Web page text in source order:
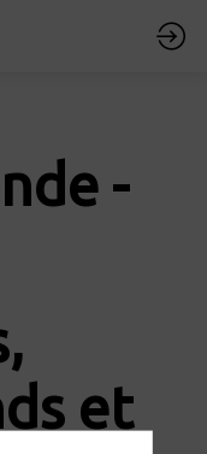
-
et